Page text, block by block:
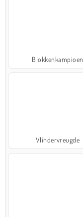
Blokkenkampioen
Vlindervreugde